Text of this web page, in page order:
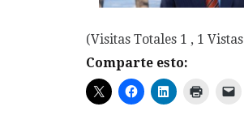
(Visitas Totales 1 , 1
Comparte esto: